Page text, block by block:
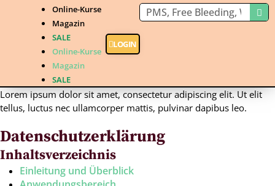
Online-Kurse
Magazin
SALE
Online-Kurse
Magazin
SALE
LOGIN
Lorem ipsum dolor sit amet, consectetur adipiscing elit. Ut elit
tellus, luctus nec ullamcorper mattis, pulvinar dapibus leo.
Datenschutzerklärung
Inhaltsverzeichnis
Einleitung und Überblick